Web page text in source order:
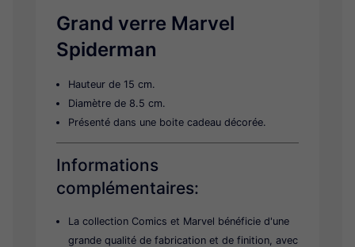
Grand verre Marvel
Spiderman
Hauteur de 15 cm.
Diamètre de 8.5 cm.
Présenté dans une boite cadeau décorée.
Informations
complémentaires:
La collection Comics et Marvel bénéficie d'une
grande qualité de fabrication et de finition, avec